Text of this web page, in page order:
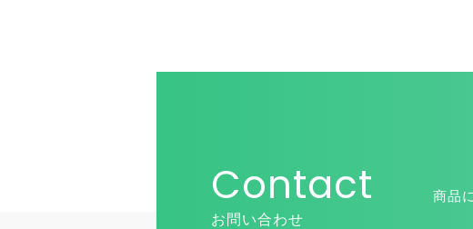
Contact
お問い合わせ
商品